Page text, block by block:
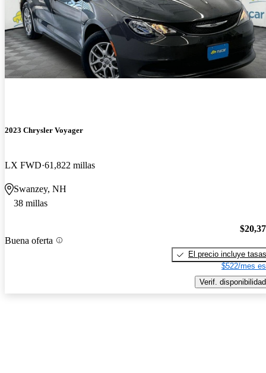
2023 Chrysler Voyager
LX FWD 61,822 millas
Swanzey, NH
38 millas
Buena oferta
El precio incluye tasas
$522/mes
Verif. disponibilidad